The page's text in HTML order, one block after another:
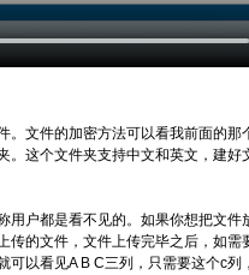
文件的加密方法可以看我前面的
这个文件夹支持中文和英文，建
户都是看不见的。如果你想把文
的文件，文件上传完毕之后，如
以看见A B C三列，只需要这个c